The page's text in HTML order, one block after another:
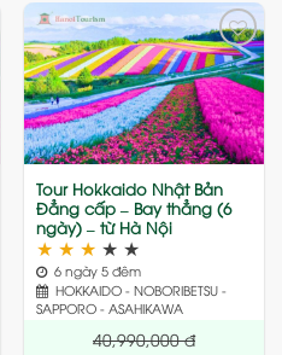
Add
to
wishlist
Tour Hokkaido Nhật Bản
Đẳng cấp – Bay thẳng (6
ngày) – từ Hà Nội
★ ★ ★ ★ ★
6 ngày 5 đêm
HOKKAIDO - NOBORIBETSU -
SAPPORO - ASAHIKAWA
40,990,000đ